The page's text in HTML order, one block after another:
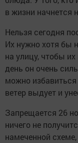
в жизни начнется
Нельзя сегодня
Их нужно хотя бы
на улицу, чтобы
день он очень
можно избавиться
ветер выдует и
Запрещается 26
ничего не
намеченной